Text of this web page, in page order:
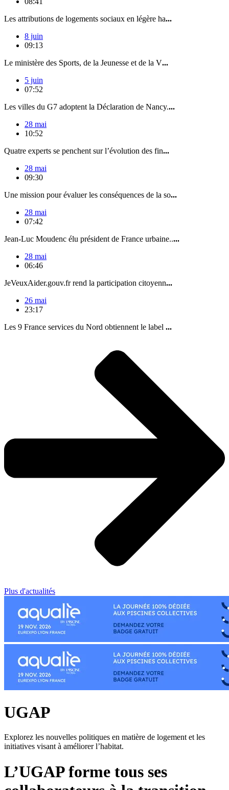
Les attributions de logements sociaux en légère ha...
8 juin
09:13
Le ministère des Sports, de la Jeunesse et de la V...
5 juin
07:52
Les villes du G7 adoptent la Déclaration de Nancy....
28 mai
10:52
Quatre experts se penchent sur l’évolution des fin...
28 mai
09:30
Une mission pour évaluer les conséquences de la so...
28 mai
07:42
Jean-Luc Moudenc élu président de France urbaine.....
28 mai
06:46
JeVeuxAider.gouv.fr rend la participation citoyenn...
26 mai
23:17
Les 9 France services du Nord obtiennent le label ...
Plus d'actualités
UGAP
Explorez les nouvelles politiques en matière de logement et les
initiatives visant à améliorer l’habitat.
L’UGAP forme tous ses